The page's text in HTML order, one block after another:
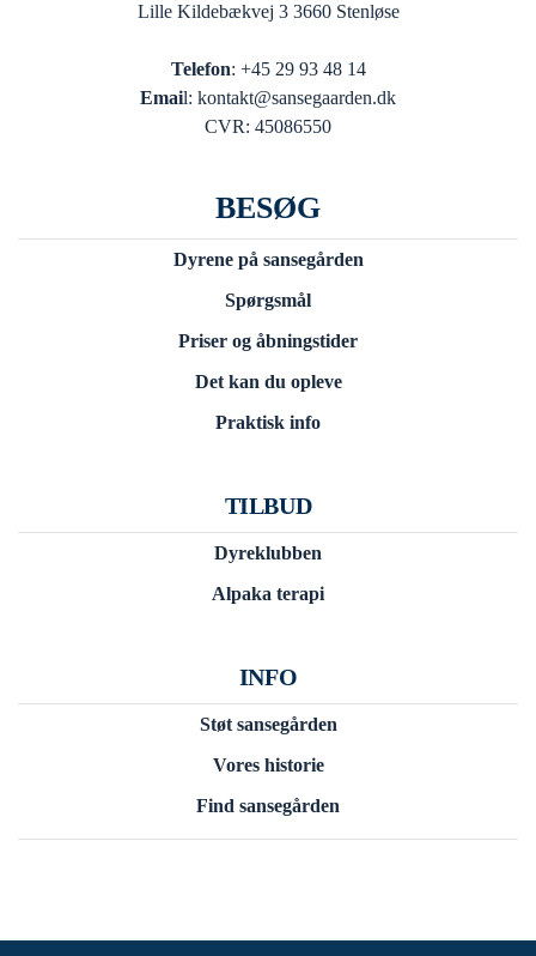
Lille Kildebækvej 3 3660 Stenløse
Telefon: +45 29 93 48 14
Email: kontakt@sansegaarden.dk
CVR: 45086550
BESØG
Dyrene på sansegården
Spørgsmål
Priser og åbningstider
Det kan du opleve
Praktisk info
TILBUD
Dyreklubben
Alpaka terapi
INFO
Støt sansegården
Vores historie
Find sansegården